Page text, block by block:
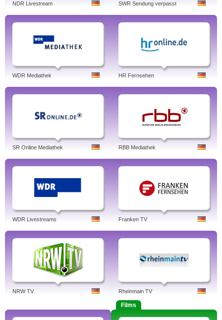
NDR Livestream SWR Sendung verpasst
WDR Mediathek HR Fernsehen
SR Online Mediathek RBB Mediathek
WDR Livestreams Franken TV
NRW TV Rheinmain TV
Films